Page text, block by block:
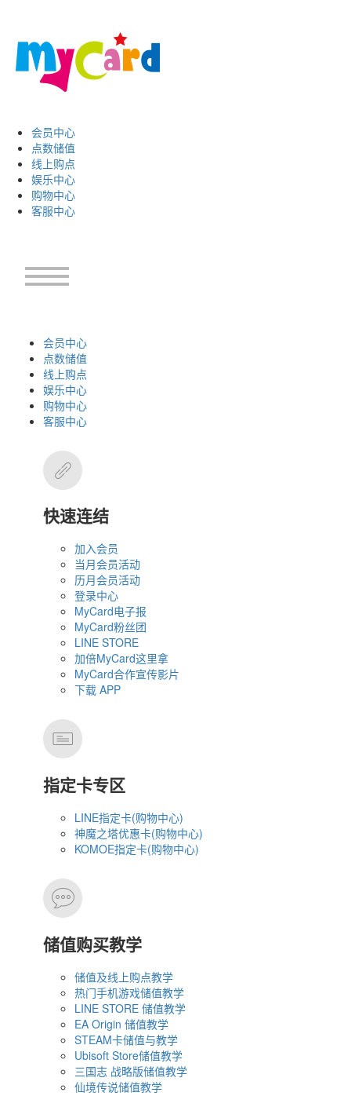
会员中心
点数储值
线上购点
娱乐中心
购物中心
客服中心
会员中心
点数储值
线上购点
娱乐中心
购物中心
客服中心
快速连结
加入会员
当月会员活动
历月会员活动
登录中心
MyCard电子报
MyCard粉丝团
LINE STORE
加倍MyCard这里拿
MyCard合作宣传影片
下载 APP
指定卡专区
LINE指定卡(购物中心)
神魔之塔优惠卡(购物中心)
KOMOE指定卡(购物中心)
储值购买教学
储值及线上购点教学
热门手机游戏储值教学
LINE STORE 储值教学
EA Origin 储值教学
STEAM卡储值与教学
Ubisoft Store储值教学
三国志 战略版储值教学
仙境传说储值教学